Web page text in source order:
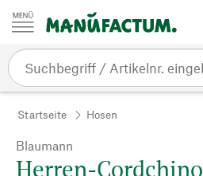
Zum Inhalt springen
Startseite Hosen
Blaumann
Herren-Cordchino